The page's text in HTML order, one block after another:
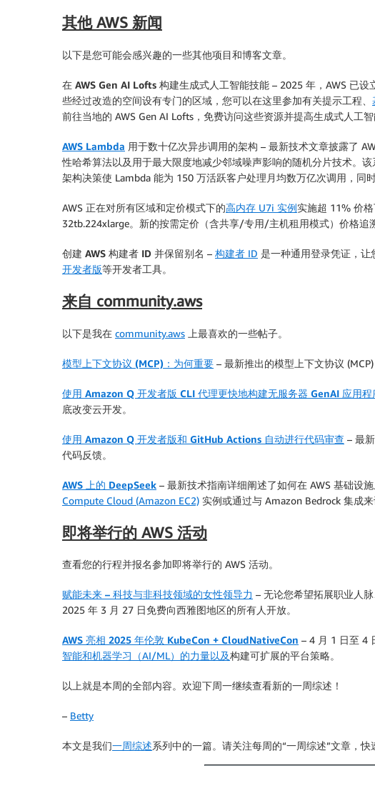
其他 AWS 新闻
以下是您可能会感兴趣的一些其他项目和博客文章。
在 AWS Gen AI Lofts 构建生成式人工智能技能 – 2025 年，AWS 已
些经过改造的空间设有专门的区域，您可以在这里参加有关提示工程、
前往当地的 AWS Gen AI Lofts，免费访问这些资源并提高生成式人工智
AWS Lambda 用于数十亿次异步调用的架构 – 最新技术文章披露了
性哈希算法以及用于最大限度地减少邻域噪声影响的随机分片技术。
架构决策使 Lambda 能为 150 万活跃客户处理月均数万亿次调用，同
AWS 正在对所有区域和定价模式下的高内存 U7i 实例实施超 11% 价
32tb.224xlarge。新的按需定价（含共享/专用/主机租用模式）价格追
创建 AWS 构建者 ID 并保留别名 – 构建者 ID 是一种通用登录凭证，让
开发者版等开发者工具。
来自 community.aws
以下是我在 community.aws 上最喜欢的一些帖子。
模型上下文协议 (MCP)：为何重要 – 最新推出的模型上下文协议
使用 Amazon Q 开发者版 CLI 代理更快地构建无服务器 GenAI 应用程
底改变云开发。
使用 Amazon Q 开发者版和 GitHub Actions 自动进行代码审查 – 最
代码反馈。
AWS 上的 DeepSeek – 最新技术指南详细阐述了如何在 AWS 基础设
Compute Cloud (Amazon EC2) 实例或通过与 Amazon Bedrock 集成
即将举行的 AWS 活动
查看您的行程并报名参加即将举行的 AWS 活动。
赋能未来 – 科技与非科技领域的女性领导力 – 无论您希望拓展职业人
2025 年 3 月 27 日免费向西雅图地区的所有人开放。
AWS 亮相 2025 年伦敦 KubeCon + CloudNativeCon – 4 月 1 日至 4
智能和机器学习（AI/ML）的力量以及构建可扩展的平台策略。
以上就是本周的全部内容。欢迎下周一继续查看新的一周综述！
– Betty
本文是我们一周综述系列中的一篇。请关注每周的“一周综述”文章，快